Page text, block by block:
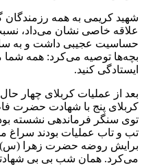
شهید کریمی به همه
علاقه خاصی نشان می‌داد،
حساسیت عجیبی داشت و به
بچه‌ها توصیه می‌کرد: همه شما
ایستادگى کنید.
بعد از عملیات کربلای چهار
کربلای پنج با شهادت حضرت
توی سنگر فرماندهی نشسته
تب و تاب عملیات بودند سراغ
برایش روضه حضرت زهرا (س)
می‌کرد. همان شب بی بی